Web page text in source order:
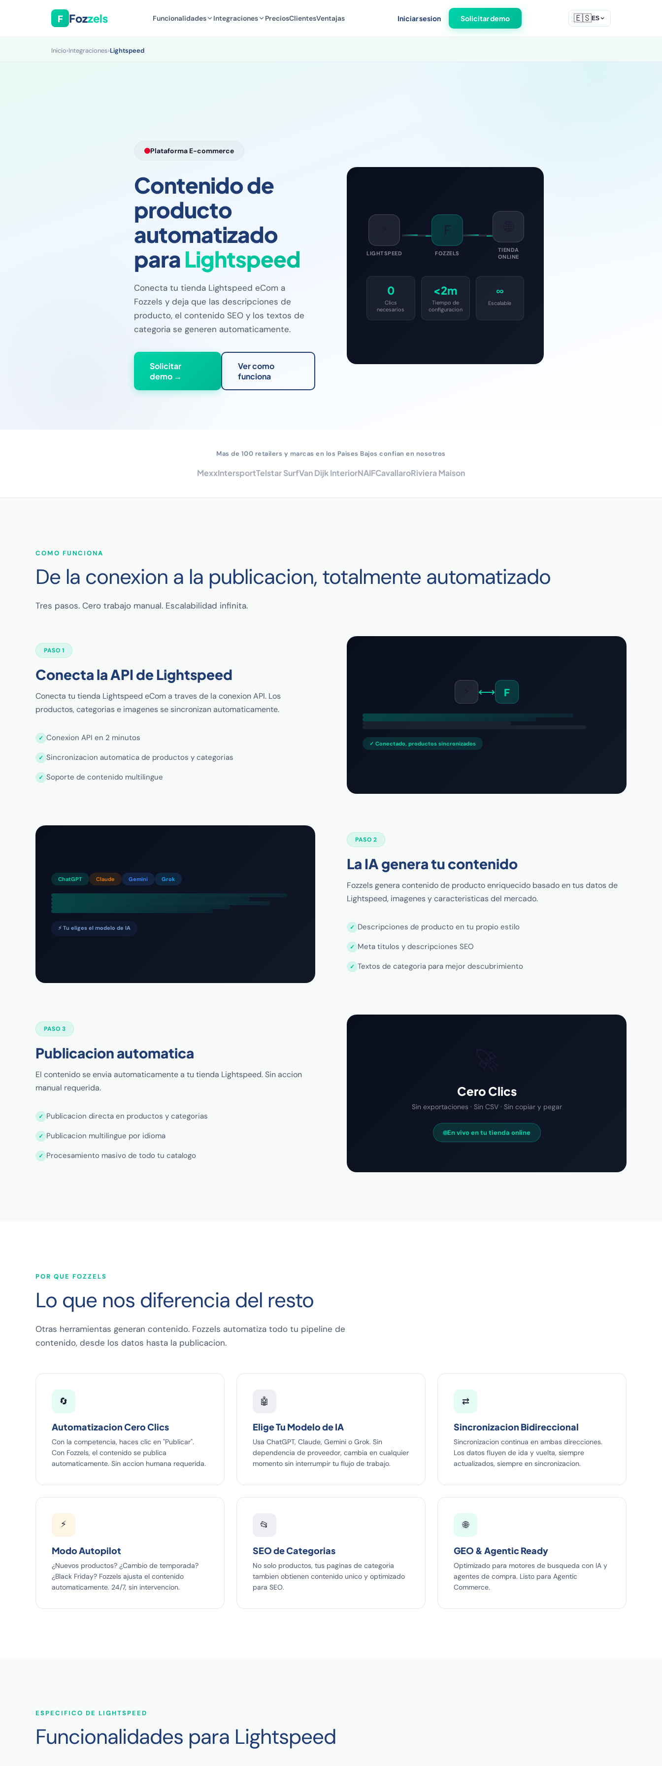
F Fozzels Funcionalidades Integraciones PreciosClientesVentajas Iniciar sesion Solicitar demo 🇪🇸ES
Inicio›Integraciones›Lightspeed
Plataforma E-commerce
Contenido de
producto
automatizado
paraLightspeed
Conecta tu tienda Lightspeed eCom a
Fozzels y deja que las descripciones de
producto, el contenido SEO y los textos de
categoria se generen automaticamente.
Solicitar
demo →
Ver como
funciona
LIGHTSPEED
F
FOZZELS
TIENDA
ONLINE
0
Clics
necesarios
<2m
Tiempo de
configuracion
∞
Escalable
Mas de 100 retailers y marcas en los Paises Bajos confian en nosotros
MexxIntersportTelstar SurfVan Dijk InteriorNAIFCavallaroRiviera Maison
COMO FUNCIONA
De la conexion a la publicacion, totalmente automatizado
Tres pasos. Cero trabajo manual. Escalabilidad infinita.
PASO 1
Conecta la API de Lightspeed
Conecta tu tienda Lightspeed eCom a traves de la conexion API. Los
productos, categorias e imagenes se sincronizan automaticamente.
Conexion API en 2 minutos
Sincronizacion automatica de productos y categorias
Soporte de contenido multilingue
⟷ F
✓ Conectado, productos sincronizados
PASO 2
La IA genera tu contenido
Fozzels genera contenido de producto enriquecido basado en tus datos de
Lightspeed, imagenes y caracteristicas del mercado.
Descripciones de producto en tu propio estilo
Meta titulos y descripciones SEO
Textos de categoria para mejor descubrimiento
ChatGPT Claude Gemini Grok
⚡ Tu eliges el modelo de IA
PASO 3
Publicacion automatica
El contenido se envia automaticamente a tu tienda Lightspeed. Sin accion
manual requerida.
Publicacion directa en productos y categorias
Publicacion multilingue por idioma
Procesamiento masivo de todo tu catalogo
Cero Clics
Sin exportaciones · Sin CSV · Sin copiar y pegar
En vivo en tu tienda online
POR QUE FOZZELS
Lo que nos diferencia del resto
Otras herramientas generan contenido. Fozzels automatiza todo tu pipeline de
contenido, desde los datos hasta la publicacion.
🔄
Automatizacion Cero Clics
Con la competencia, haces clic en "Publicar".
Con Fozzels, el contenido se publica
automaticamente. Sin accion humana requerida.
🤖
Elige Tu Modelo de IA
Usa ChatGPT, Claude, Gemini o Grok. Sin
dependencia de proveedor, cambia en cualquier
momento sin interrumpir tu flujo de trabajo.
⇄
Sincronizacion Bidireccional
Sincronizacion continua en ambas direcciones.
Los datos fluyen de ida y vuelta, siempre
actualizados, siempre en sincronizacion.
⚡
Modo Autopilot
¿Nuevos productos? ¿Cambio de temporada?
¿Black Friday? Fozzels ajusta el contenido
automaticamente. 24/7, sin intervencion.
📂
SEO de Categorias
No solo productos, tus paginas de categoria
tambien obtienen contenido unico y optimizado
para SEO.
🌐
GEO & Agentic Ready
Optimizado para motores de busqueda con IA y
agentes de compra. Listo para Agentic
Commerce.
ESPECIFICO DE LIGHTSPEED
Funcionalidades para Lightspeed